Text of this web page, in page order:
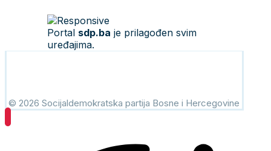
Portal sdp.ba je prilagođen svim
uređajima.
© 2026 Socijaldemokratska partija Bosne i Hercegovine